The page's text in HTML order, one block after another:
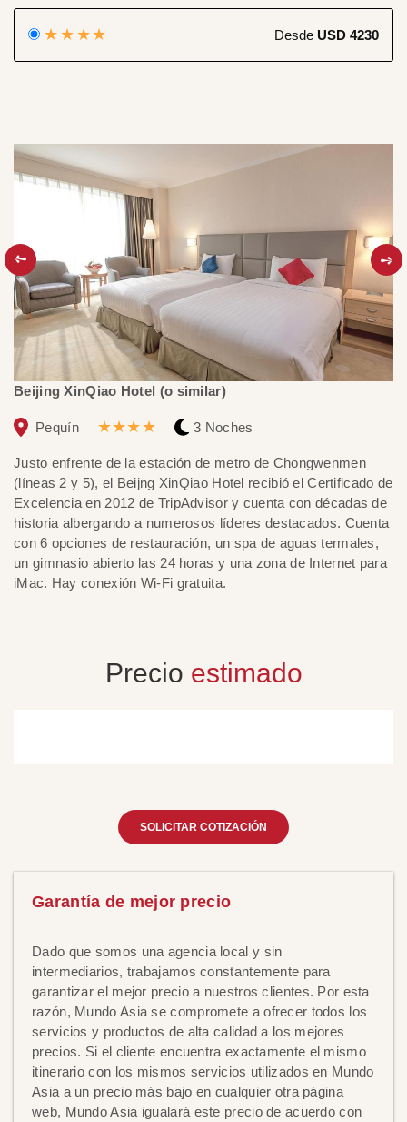
★★★★ Desde USD 4230
Beijing XinQiao Hotel (o similar)
Pequín ★★★★ 3 Noches
Justo enfrente de la estación de metro de Chongwenmen
(líneas 2 y 5), el Beijng XinQiao Hotel recibió el Certificado de
Excelencia en 2012 de TripAdvisor y cuenta con décadas de
historia albergando a numerosos líderes destacados. Cuenta
con 6 opciones de restauración, un spa de aguas termales,
un gimnasio abierto las 24 horas y una zona de Internet para
iMac. Hay conexión Wi-Fi gratuita.
Precio estimado
SOLICITAR COTIZACIÓN
Garantía de mejor precio
Dado que somos una agencia local y sin
intermediarios, trabajamos constantemente para
garantizar el mejor precio a nuestros clientes. Por esta
razón, Mundo Asia se compromete a ofrecer todos los
servicios y productos de alta calidad a los mejores
precios. Si el cliente encuentra exactamente el mismo
itinerario con los mismos servicios utilizados en Mundo
Asia a un precio más bajo en cualquier otra página
web, Mundo Asia igualará este precio de acuerdo con